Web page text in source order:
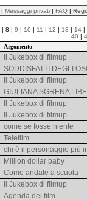
| Messaggi privati | FAQ |
| 8 | 9 | 10 | 11 | 12 | 13 | 14 |
40 |
Argomento
Il Jukebox di filmup
SODDISFATTI DEGLI
Il Jukebox di filmup
GIULIANA SGRENA
Il Jukebox di filmup
Il Jukebox di filmup
come se fosse niente
Telefilm
chi è il personaggio più
Million dollar baby
Come andate a scuola
Il Jukebox di filmup
Agenda dei film